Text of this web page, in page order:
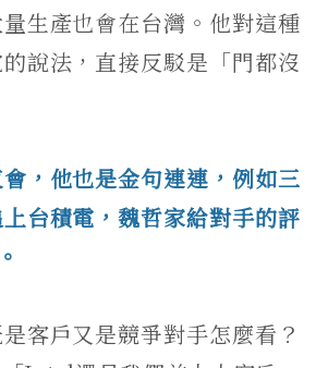
生產也會在台灣。他對這種
說法，直接反駁是「門都沒
，他也是金句連連，例如三
台積電，魏哲家給對手的評
客戶又是競爭對手怎麼看？